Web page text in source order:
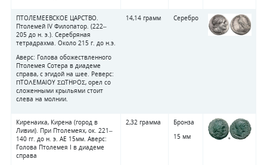
ПТОЛЕМЕЕВСКОЕ ЦАРСТВО.
Птолемей IV Филопатор. (222–
205 до н. э.). Серебряная
тетрадрахма. Около 215 г. до н.э.
Аверс: Голова обожествленного
Птолемея Сотера в диадеме
справа, с эгидой на шее. Реверс:
ΠTOΛEMAIOY ΣΩTHΡOΣ, орел со
сложенными крыльями стоит
слева на молнии.
14,14 грамм Серебро
Киренаика, Кирена (город в
Ливии). При Птолемеях, ок. 221–
140 гг. до н. э. АЕ 15мм. Аверс:
Голова Птолемея I в диадеме
справа
2,32 грамма
Бронза
15 мм